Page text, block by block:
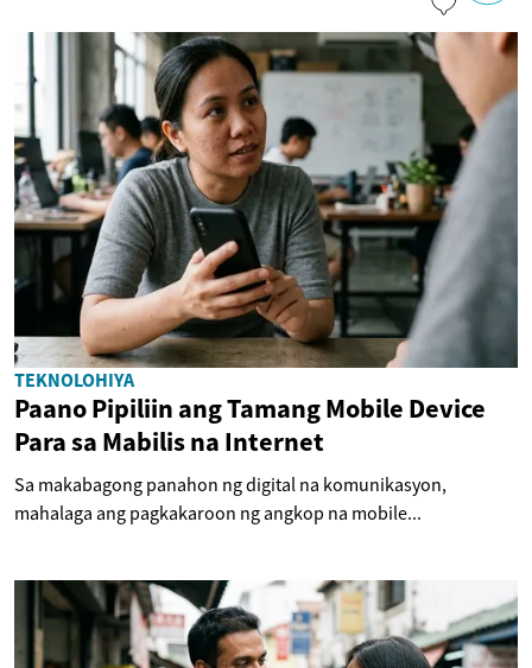
TEKNOLOHIYA
Paano Pipiliin ang Tamang Mobile Device
Para sa Mabilis na Internet
Sa makabagong panahon ng digital na komunikasyon,
mahalaga ang pagkakaroon ng angkop na mobile...